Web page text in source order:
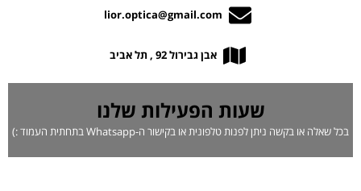
lior.optica@gmail.com
אבן גבירול 92 , תל אביב
שעות הפעילות שלנו
בכל שאלה או בקשה ניתן לפנות טלפונית או בקישור ה-Whatsapp בתחתית העמוד :)